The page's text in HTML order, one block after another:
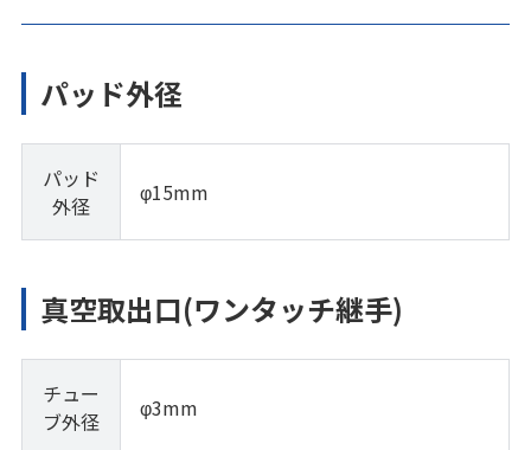
パッド外径
パッド
外径
φ15mm
真空取出口(ワンタッチ継手)
チュー
ブ外径
φ3mm